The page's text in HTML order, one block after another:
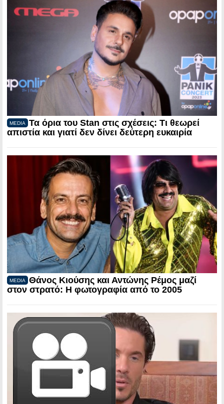
MEDIA
Τα όρια του Stan στις σχέσεις: Τι θεωρεί
απιστία και γιατί δεν δίνει δεύτερη ευκαιρία
MEDIA
Θάνος Κιούσης και Αντώνης Ρέμος μαζί
στον στρατό: Η φωτογραφία από το 2005